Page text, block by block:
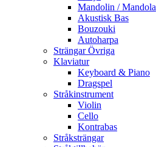
Mandolin / Mandola
Akustisk Bas
Bouzouki
Autoharpa
Strängar Övriga
Klaviatur
Keyboard & Piano
Dragspel
Stråkinstrument
Violin
Cello
Kontrabas
Stråksträngar